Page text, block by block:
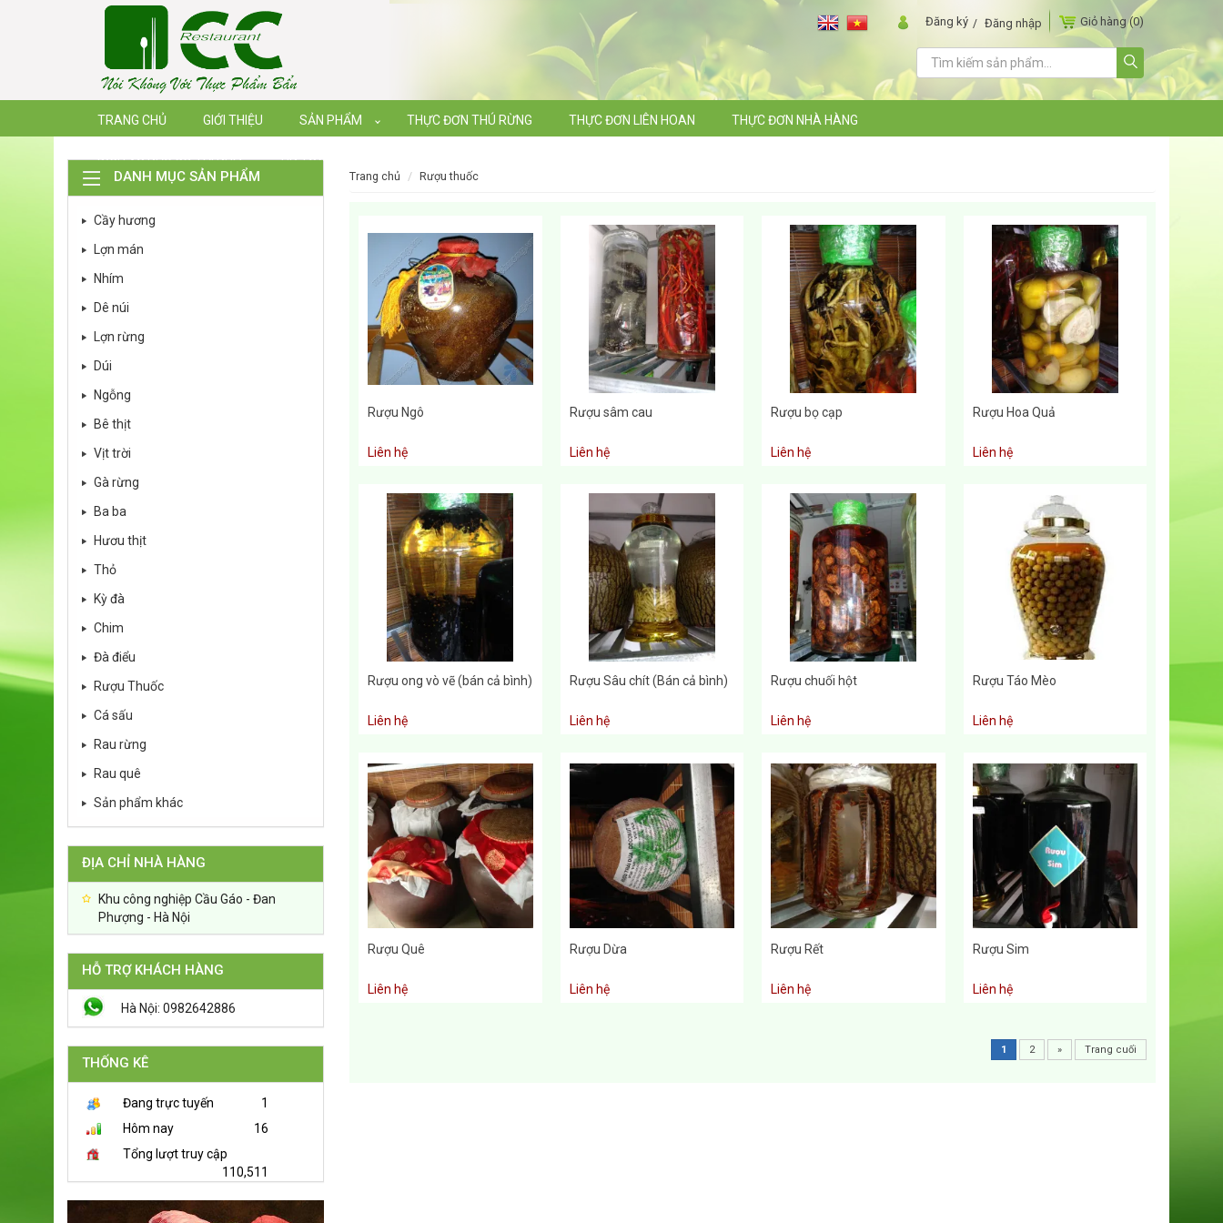
Giỏ hàng (0)
Đăng nhập
Đăng ký
TRANG CHỦ GIỚI THIỆU SẢN PHẨM THỰC ĐƠN THÚ RỪNG THỰC ĐƠN LIÊN HOAN THỰC ĐƠN NHÀ HÀNG
DỊCH VỤ NẤU CỖ TẠI NHÀ TIN TỨC
DANH MỤC SẢN PHẨM
Cầy hương
Lợn mán
Nhím
Dê núi
Lợn rừng
Dúi
Ngỗng
Bê thịt
Vịt trời
Gà rừng
Ba ba
Hươu thịt
Thỏ
Kỳ đà
Chim
Đà điểu
Rượu Thuốc
Cá sấu
Rau rừng
Rau quê
Sản phẩm khác
ĐỊA CHỈ NHÀ HÀNG
Khu công nghiệp Cầu Gáo - Đan
Phượng - Hà Nội
HỖ TRỢ KHÁCH HÀNG
Hà Nội: 0982642886
THỐNG KÊ
Đang trực tuyến
1
Hôm nay
16
Tổng lượt truy cập
110,511
trang chủ rượu thuốc
Rượu Ngô
Liên hệ
Rượu sâm cau
Liên hệ
Rượu bọ cạp
Liên hệ
Rượu Hoa Quả
Liên hệ
Rượu ong vò vẽ (bán cả bình)
Liên hệ
Rượu Sâu chít (Bán cả bình)
Liên hệ
Rượu chuối hột
Liên hệ
Rượu Táo Mèo
Liên hệ
Rượu Quê
Liên hệ
Rượu Dừa
Liên hệ
Rượu Rết
Liên hệ
Rượu Sim
Liên hệ
1 2 » Trang cuối